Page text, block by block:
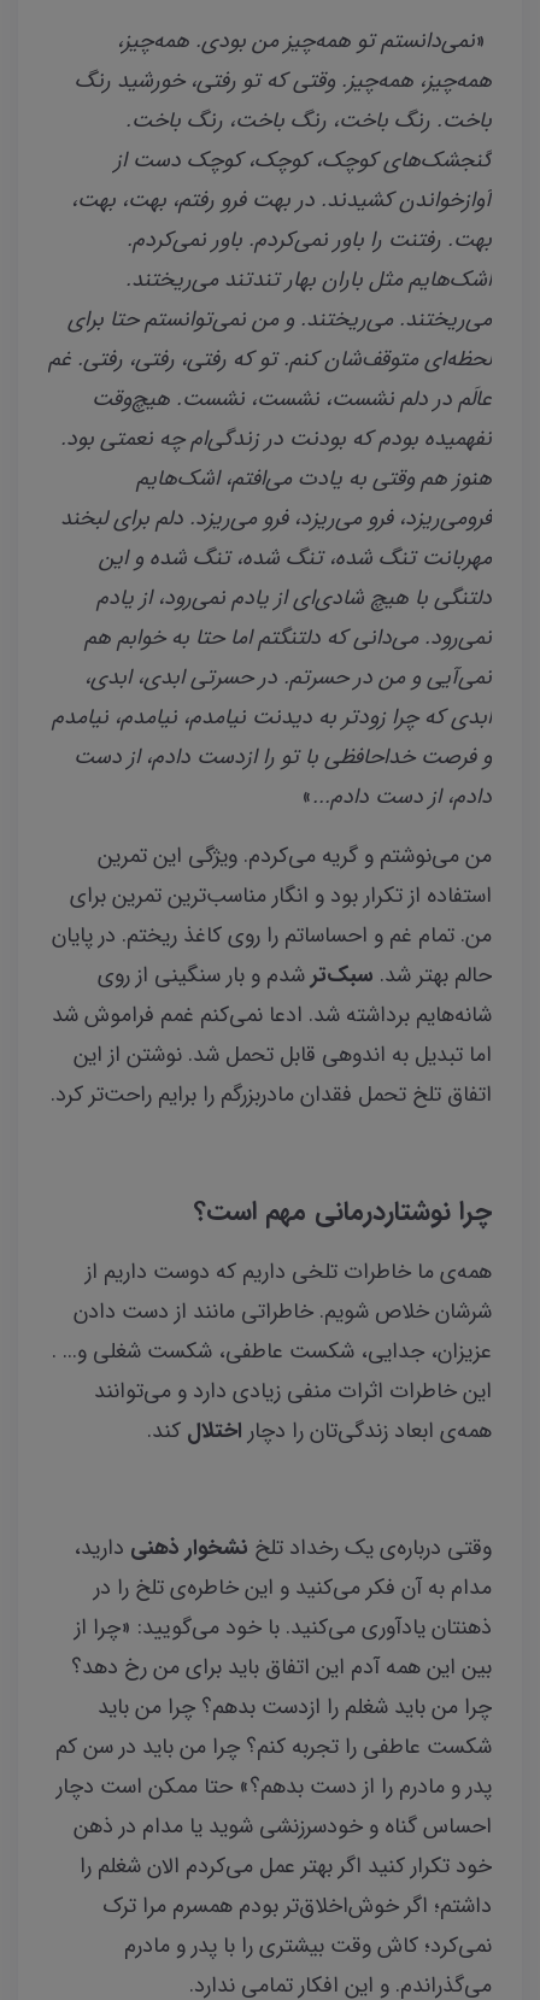
«نمی‌دانستم تو همه‌چیز من بودی. همه‌چیز،
همه‌چیز، همه‌چیز. وقتی که تو رفتی، خورشید رنگ
باخت. رنگ‌ باخت، رنگ باخت، رنگ باخت.
گنجشک‌های کوچک، کوچک، کوچک دست از
آوازخواندن کشیدند. در بهت فرو رفتم، بهت، بهت،
بهت. رفتنت را باور نمی‌کردم. باور نمی‌کردم.
اشک‌هایم مثل باران بهار تندتند می‌ریختند.
می‌ریختند. می‌ریختند. و من نمی‌توانستم حتا برای
لحظه‌ای متوقف‌شان کنم. تو که رفتی، رفتی، رفتی. غم
عالَم در دلم نشست، نشست، نشست. هیچ‌وقت
نفهمیده بودم که بودنت در زندگی‌ام چه نعمتی بود.
هنوز هم وقتی به یادت می‌افتم، اشک‌هایم
فرومی‌ریزد، فرو می‌ریزد، فرو می‌ریزد. دلم برای لبخند
مهربانت تنگ شده، تنگ شده، تنگ شده و این
دلتنگی با هیچ شادی‌ای از یادم نمی‌رود، از یادم
نمی‌رود. می‌دانی که دلتنگتم اما حتا به خوابم هم
نمی‌آیی و من در حسرتم. در حسرتی ابدی، ابدی،
ابدی که چرا زودتر به دیدنت نیامدم، نیامدم، نیامدم
و فرصت خداحافظی با تو را ازدست دادم، از دست
دادم، از دست دادم...»
من می‌نوشتم و گریه می‌کردم. ویژگی این تمرین
استفاده از تکرار بود و انگار مناسب‌ترین تمرین برای
من. تمام غم و احساساتم را روی کاغذ ریختم. در پایان
حالم بهتر شد. سبک‌ترشدم و بار سنگینی از روی
شانه‌هایم برداشته شد. ادعا نمی‌کنم غمم فراموش شد
اما تبدیل به اندوهی قابل تحمل شد. نوشتن از این
اتفاق تلخ تحمل فقدان مادربزرگم را برایم راحت‌تر کرد.
چرا نوشتاردرمانی مهم است؟
همه‌ی ما خاطرات تلخی داریم که دوست داریم از
شرشان خلاص شویم. خاطراتی مانند از دست دادن
عزیزان، جدایی، شکست عاطفی، شکست شغلی و... .
این خاطرات اثرات منفی زیادی دارد و می‌توانند
همه‌ی ابعاد زندگی‌تان را دچار اختلال کند.
وقتی درباره‌ی یک رخداد تلخ نشخوار ذهنی دارید،
مدام به آن فکر می‌کنید و این خاطره‌ی تلخ را در
ذهنتان یادآوری می‌کنید. با خود می‌گویید: «چرا از
بین این همه آدم این اتفاق باید برای من رخ دهد؟
چرا من باید شغلم را ازدست بدهم؟ چرا من باید
شکست عاطفی را تجربه کنم؟ چرا من باید در سن کم
پدر و مادرم را از دست بدهم؟» حتا ممکن است دچار
احساس گناه و خودسرزنشی شوید یا مدام در ذهن
خود تکرار کنید اگر بهتر عمل می‌کردم الان شغلم را
داشتم؛ اگر خوش‌اخلاق‌تر بودم همسرم مرا ترک
نمی‌کرد؛ کاش وقت بیشتری را با پدر و مادرم
می‌گذراندم. و این افکار تمامی ندارد.